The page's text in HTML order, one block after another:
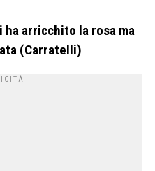
ha arricchito la rosa ma
(Carratelli)